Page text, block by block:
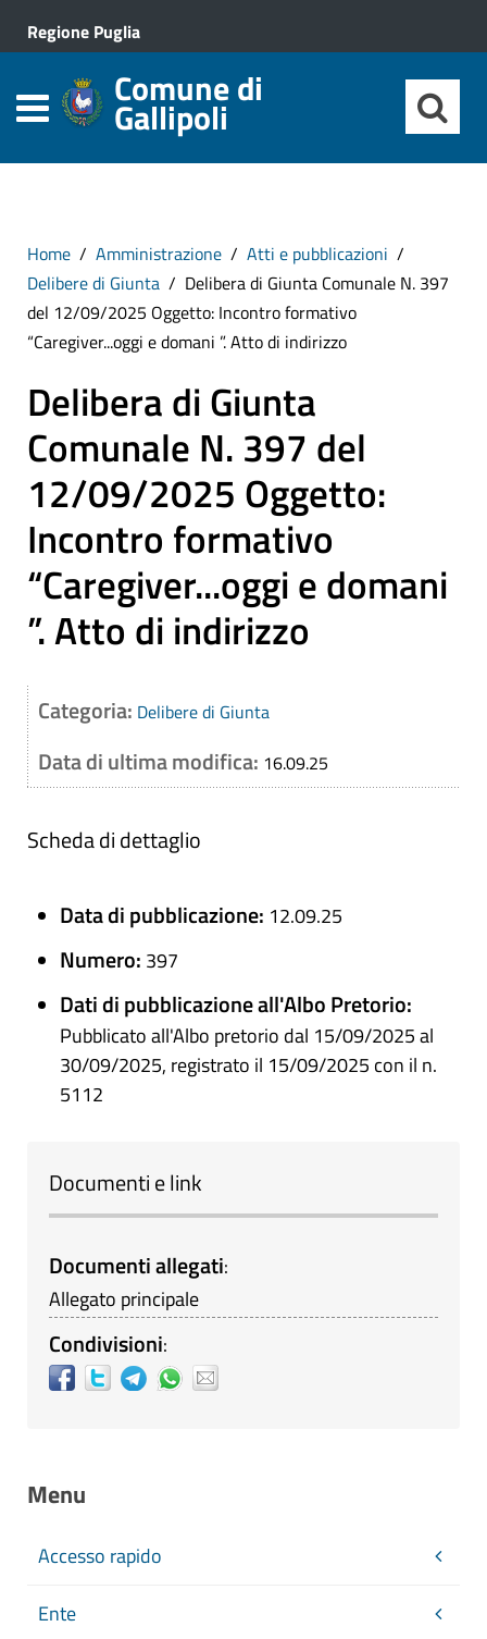
Regione Puglia
Comune di
Gallipoli
Home Amministrazione
Atti e pubblicazioni
Delibere di Giunta
Delibera di Giunta Comunale N. 397
del 12/09/2025 Oggetto: Incontro formativo
“Caregiver...oggi e domani ”. Atto di indirizzo
Delibera di Giunta
Comunale N. 397 del
12/09/2025 Oggetto:
Incontro formativo
“Caregiver...oggi e domani
”. Atto di indirizzo
Categoria: Delibere di Giunta
Data di ultima modifica: 16.09.25
Scheda di dettaglio
Data di pubblicazione: 12.09.25
Numero: 397
Dati di pubblicazione all'Albo Pretorio:
Pubblicato all'Albo pretorio dal 15/09/2025 al
30/09/2025, registrato il 15/09/2025 con il n.
5112
Documenti e link
Documenti allegati:
Allegato principale
Condivisioni:
Menu
Accesso rapido
Ente